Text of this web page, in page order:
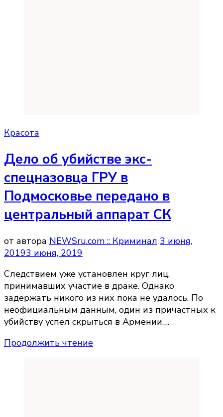
Красота
Дело об убийстве экс-
спецназовца ГРУ в
Подмосковье передано в
центральный аппарат СК
от автора NEWSru.com :: Криминал 3 июня,
20193 июня, 2019
Следствием уже установлен круг лиц,
принимавших участие в драке. Однако
задержать никого из них пока не удалось. По
неофициальным данным, один из причастных к
убийству успел скрыться в Армении….
Продолжить чтение